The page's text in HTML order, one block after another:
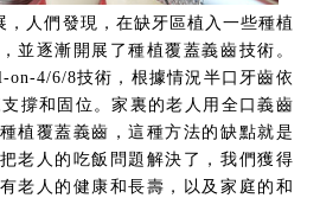
，人們發現，在缺牙區植入一些種植
並逐漸開展了種植覆蓋義齒技術。
4/6/8技術，根據情況半口牙齒依
撐和固位。家裏的老人用全口義齒
植覆蓋義齒，這種方法的缺點就是
老人的吃飯問題解決了，我們獲得
老人的健康和長壽，以及家庭的和